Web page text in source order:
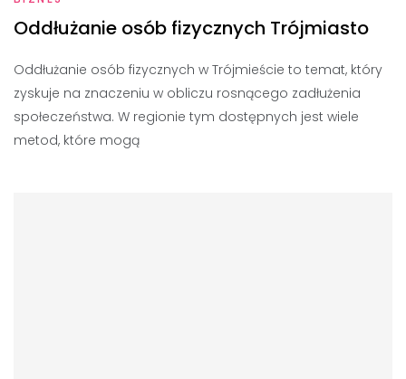
Oddłużanie osób fizycznych Trójmiasto
Oddłużanie osób fizycznych w Trójmieście to temat, który
zyskuje na znaczeniu w obliczu rosnącego zadłużenia
społeczeństwa. W regionie tym dostępnych jest wiele
metod, które mogą